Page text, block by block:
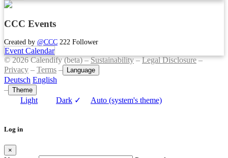
CCC Events
Created by @CCC 222 Follower
Event Calendar
© 2026 Calendify (beta) –Sustainability–Legal Disclosure–
Privacy – Terms – Language
Deutsch English
– Theme
Light Dark ✓ Auto (system's theme)
Log in
×